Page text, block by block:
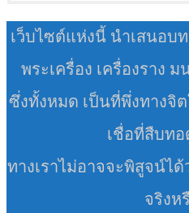
เว็บไซต์แห่งนี้ นำเสนอบ
พระเครื่อง เครื่องราง
ซึ่งทั้งหมด เป็นที่พึ่งทางจิ
เชื่อที่สืบท
ทางเราไม่อาจจะพิสูจน์ไ
จริงห